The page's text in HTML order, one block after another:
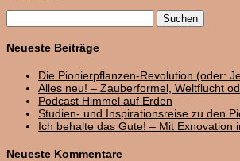
nach:
Neueste Beiträge
Die Pionierpflanzen-Revolution (oder:
Alles neu! – Zauberformel, Weltflucht
Podcast Himmel auf Erden
Studien- und Inspirationsreise zu den
Ich behalte das Gute! – Mit Exnovation
Neueste Kommentare